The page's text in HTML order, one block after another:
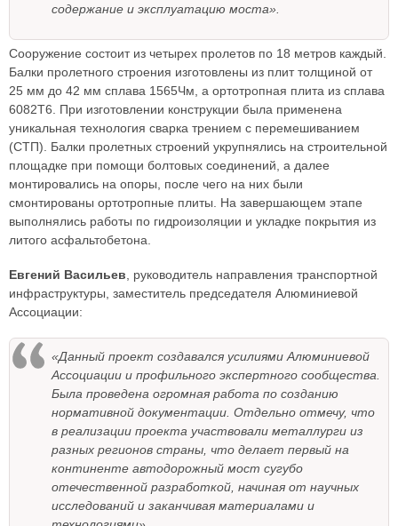
содержание и эксплуатацию моста».
Сооружение состоит из четырех пролетов по 18 метров каждый.
Балки пролетного строения изготовлены из плит толщиной от
25 мм до 42 мм сплава 1565Чм, а ортотропная плита из сплава
6082Т6. При изготовлении конструкции была применена
уникальная технология сварка трением с перемешиванием
(СТП). Балки пролетных строений укрупнялись на строительной
площадке при помощи болтовых соединений, а далее
монтировались на опоры, после чего на них были
смонтированы ортотропные плиты. На завершающем этапе
выполнялись работы по гидроизоляции и укладке покрытия из
литого асфальтобетона.
Евгений Васильев , руководитель направления транспортной
инфраструктуры, заместитель председателя Алюминиевой
Ассоциации:
«Данный проект создавался усилиями Алюминиевой
Ассоциации и профильного экспертного сообщества.
Была проведена огромная работа по созданию
нормативной документации. Отдельно отмечу, что
в реализации проекта участвовали металлурги из
разных регионов страны, что делает первый на
континенте автодорожный мост сугубо
отечественной разработкой, начиная от научных
исследований и заканчивая материалами и